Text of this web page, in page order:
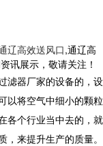
辽高效送风口,通辽高
讯展示，敬请关注！
滤器厂家的设备的，设
以将空气中细小的颗粒
各个行业当中去的，就
来提升生产的质量。